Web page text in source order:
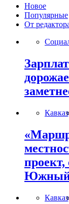
Новое
Популярные
От
Южный